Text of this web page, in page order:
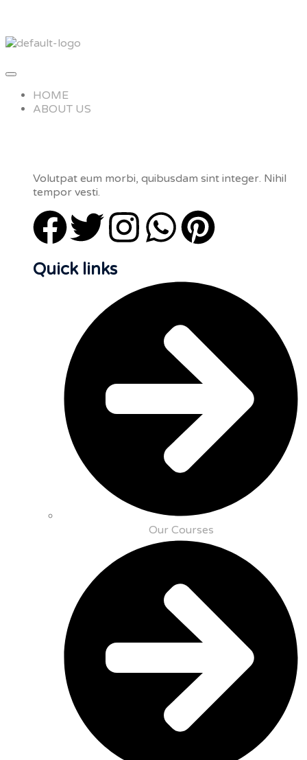
HOME
ABOUT US
Volutpat eum morbi, quibusdam sint integer. Nihil
tempor vesti.
Quick links
Our Courses